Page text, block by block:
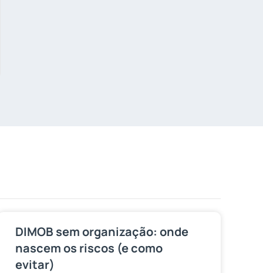
DIMOB sem organização: onde
nascem os riscos (e como
evitar)